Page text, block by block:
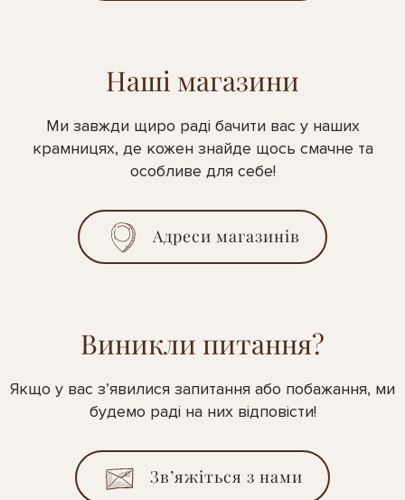
Наші магазини
Ми завжди щиро раді бачити вас у наших
крамницях, де кожен знайде щось смачне та
особливе для себе!
Адреси магазинів
Виникли питання?
Якщо у вас з’явилися запитання або побажання, ми
будемо раді на них відповісти!
Зв’яжіться з нами